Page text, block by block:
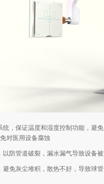
保证温度和湿度控制功能，避
对医用设备腐蚀
防管道破裂，漏水漏气导致设备
灰尘堆积，散热不好，导致球